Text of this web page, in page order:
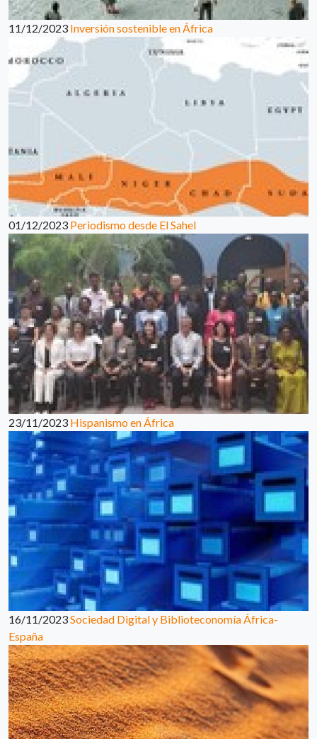
11/12/2023 Inversión sostenible en África
01/12/2023 Periodismo desde El Sahel
23/11/2023 Hispanismo en África
16/11/2023Sociedad Digital y Biblioteconomía África-
España